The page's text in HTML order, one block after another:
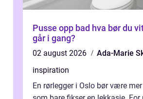
Pusse opp bad hva bør du vite før du
går i gang?
02 august 2026
Ada-Marie
inspiration
En rørlegger i Oslo bør være